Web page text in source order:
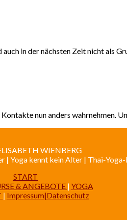
in der nächsten Zeit nicht als
nun anders wahrnehmen.
WIENBERG
| Yoga kennt kein Alter | Thai-
START
& ANGEBOTE | YOGA
| Impressum|Datenschutz